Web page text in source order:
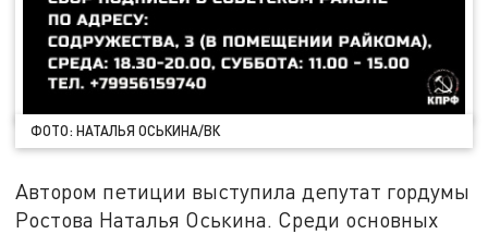
ФОТО: НАТАЛЬЯ ОСЬКИНА/ВК
Автором петиции выступила депутат гордумы
Ростова Наталья Оськина. Среди основных